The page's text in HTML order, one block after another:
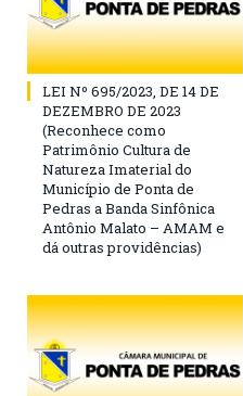
LEI Nº 695/2023, DE 14 DE
DEZEMBRO DE 2023
(Reconhece como
Patrimônio Cultura de
Natureza Imaterial do
Município de Ponta de
Pedras a Banda Sinfônica
Antônio Malato – AMAM e
dá outras providências)